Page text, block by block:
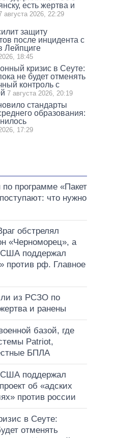
есть жертва и
августа 2026, 22:29
защиту
после инцидента с
Лейпциге
18:45
кризис в Сеуте:
не будет отменять
контроль с
7 августа 2026, 20:19
стандарты
образования:
17:29
программе «Пакет
что нужно
обстрелял
«Черноморец», а
поддержал
против рф. Главное
из РСЗО по
и ранены
базой, где
Patriot,
БПЛА
поддержал
об «адских
против россии
в Сеуте:
отменять